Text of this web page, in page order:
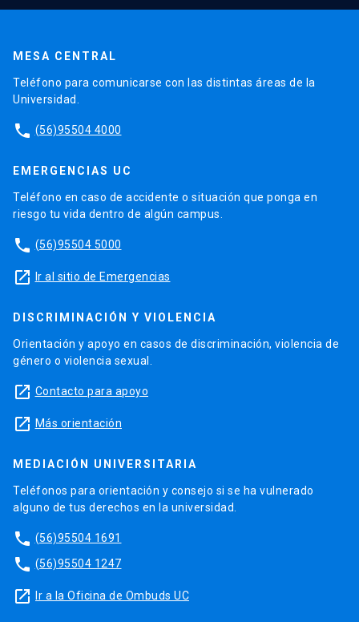
MESA CENTRAL
Teléfono para comunicarse con las distintas áreas de la
Universidad.
phone (56)95504 4000
EMERGENCIAS UC
Teléfono en caso de accidente o situación que ponga en
riesgo tu vida dentro de algún campus.
phone (56)95504 5000
launch Ir al sitio de Emergencias
DISCRIMINACIÓN Y VIOLENCIA
Orientación y apoyo en casos de discriminación, violencia de
género o violencia sexual.
launch Contacto para apoyo
launch Más orientación
MEDIACIÓN UNIVERSITARIA
Teléfonos para orientación y consejo si se ha vulnerado
alguno de tus derechos en la universidad.
phone (56)95504 1691
phone (56)95504 1247
launch Ir a la Oficina de Ombuds UC